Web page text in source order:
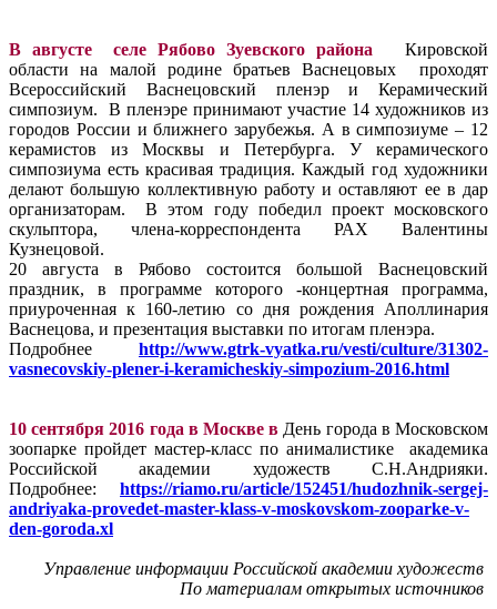
В августе селе Рябово Зуевского района
Кировской
области на малой родине братьев Васнецовых проходят
Всероссийский Васнецовский пленэр и Керамический
симпозиум. В пленэре принимают участие 14 художников из
городов России и ближнего зарубежья. А в симпозиуме – 12
керамистов из Москвы и Петербурга. У керамического
симпозиума есть красивая традиция. Каждый год художники
делают большую коллективную работу и оставляют ее в дар
организаторам. В этом году победил проект московского
скульптора, члена-корреспондента РАХ Валентины
Кузнецовой.
20 августа в Рябово состоится большой Васнецовский
праздник, в программе которого -концертная программа,
приуроченная к 160-летию со дня рождения Аполлинария
Васнецова, и презентация выставки по итогам пленэра.
Подробнее http://www.gtrk-vyatka.ru/vesti/culture/31302-
vasnecovskiy-plener-i-keramicheskiy-simpozium-2016.html
10 сентября 2016 года в Москве в День города в Московском
зоопарке пройдет мастер-класс по анималистике академика
Российской академии художеств С.Н.Андрияки.
Подробнее: https://riamo.ru/article/152451/hudozhnik-sergej-
andriyaka-provedet-master-klass-v-moskovskom-zooparke-v-
den-goroda.xl
Управление информации Российской академии художеств
По материалам открытых источников